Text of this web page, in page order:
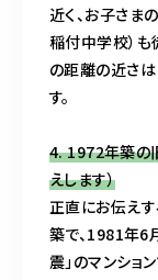
近く、お子さま
稲付中学校）も
の距離の近さ
す。
4. 1972年築の
えします）
正直にお伝えす
築で、1981年6
震」のマンショ